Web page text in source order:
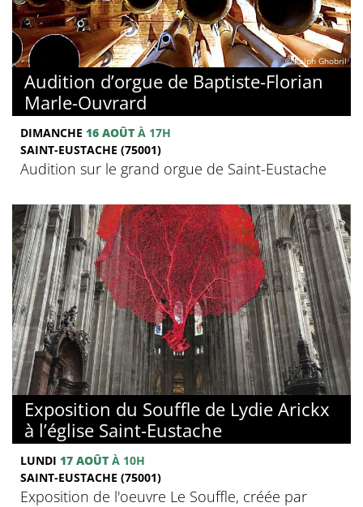
© Ralph Ghobril
Audition d’orgue de Baptiste-Florian
Marle-Ouvrard
DIMANCHE 16 AOÛT À 17H
SAINT-EUSTACHE (75001)
Audition sur le grand orgue de Saint-Eustache
Exposition du Souffle de Lydie Arickx
à l’église Saint-Eustache
LUNDI 17 AOÛT À 10H
SAINT-EUSTACHE (75001)
Exposition de l'oeuvre Le Souffle, créée par